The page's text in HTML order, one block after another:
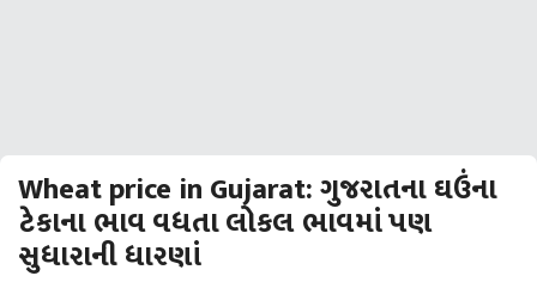
Wheat price in Gujarat: ગુજરાતના ઘઉંના
ટેકાના ભાવ વધતા લોકલ ભાવમાં પણ
સુધારાની ધારણાં